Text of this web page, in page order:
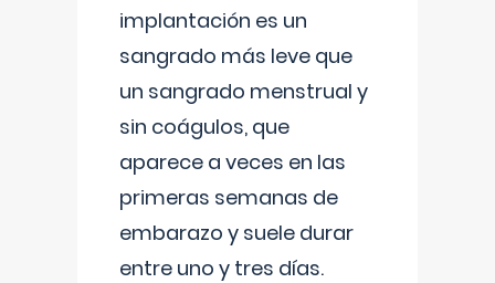
implantación es un
sangrado más leve que
un sangrado menstrual y
sin coágulos, que
aparece a veces en las
primeras semanas de
embarazo y suele durar
entre uno y tres días.